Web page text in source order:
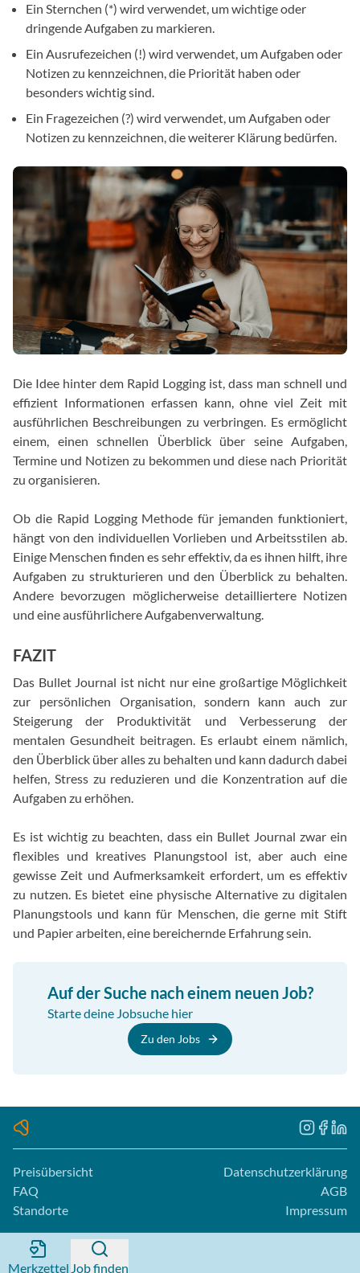
Ein Sternchen (*) wird verwendet, um wichtige oder
dringende Aufgaben zu markieren.
Ein Ausrufezeichen (!) wird verwendet, um Aufgaben oder
Notizen zu kennzeichnen, die Priorität haben oder
besonders wichtig sind.
Ein Fragezeichen (?) wird verwendet, um Aufgaben oder
Notizen zu kennzeichnen, die weiterer Klärung bedürfen.
Die Idee hinter dem Rapid Logging ist, dass man schnell und
effizient Informationen erfassen kann, ohne viel Zeit mit
ausführlichen Beschreibungen zu verbringen. Es ermöglicht
einem, einen schnellen Überblick über seine Aufgaben,
Termine und Notizen zu bekommen und diese nach Priorität
zu organisieren.
Ob die Rapid Logging Methode für jemanden funktioniert,
hängt von den individuellen Vorlieben und Arbeitsstilen ab.
Einige Menschen finden es sehr effektiv, da es ihnen hilft, ihre
Aufgaben zu strukturieren und den Überblick zu behalten.
Andere bevorzugen möglicherweise detailliertere Notizen
und eine ausführlichere Aufgabenverwaltung.
FAZIT
Das Bullet Journal ist nicht nur eine großartige Möglichkeit
zur persönlichen Organisation, sondern kann auch zur
Steigerung der Produktivität und Verbesserung der
mentalen Gesundheit beitragen. Es erlaubt einem nämlich,
den Überblick über alles zu behalten und kann dadurch dabei
helfen, Stress zu reduzieren und die Konzentration auf die
Aufgaben zu erhöhen.
Es ist wichtig zu beachten, dass ein Bullet Journal zwar ein
flexibles und kreatives Planungstool ist, aber auch eine
gewisse Zeit und Aufmerksamkeit erfordert, um es effektiv
zu nutzen. Es bietet eine physische Alternative zu digitalen
Planungstools und kann für Menschen, die gerne mit Stift
und Papier arbeiten, eine bereichernde Erfahrung sein.
Auf der Suche nach einem neuen Job?
Starte deine Jobsuche hier
Zu den Jobs
Preisübersicht
FAQ
Standorte
Datenschutzerklärung
AGB
Impressum
Merkzettel Job finden